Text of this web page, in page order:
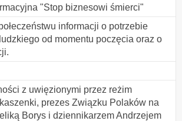
"Stop biznesowi śmierci"
informacji o potrzebie
od momentu poczęcia oraz o
z uwięzionymi przez reżim
prezes Związku Polaków na
Borys i dziennikarzem Andrzejem